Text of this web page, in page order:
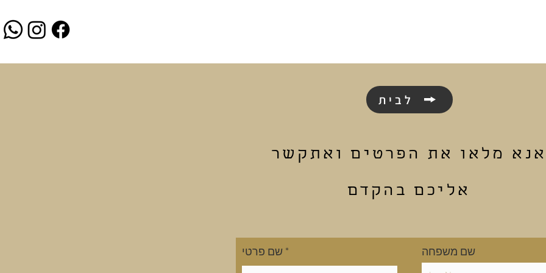
לבית
אנא מלאו את הפרטים ואתקשר
אליכם בהקדם
שם פרטי שם משפחה